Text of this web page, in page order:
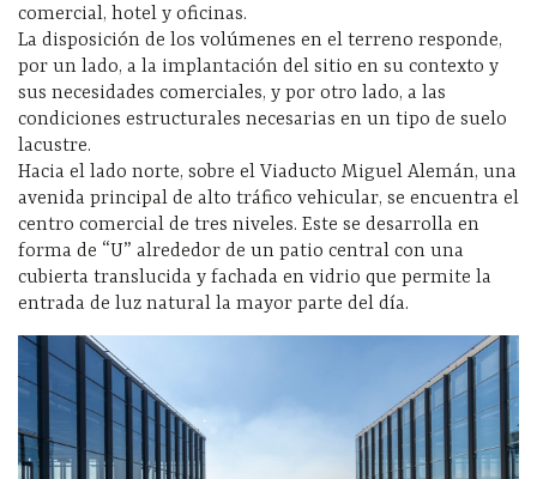
comercial, hotel y oficinas.
La disposición de los volúmenes en el terreno responde,
por un lado, a la implantación del sitio en su contexto y
sus necesidades comerciales, y por otro lado, a las
condiciones estructurales necesarias en un tipo de suelo
lacustre.
Hacia el lado norte, sobre el Viaducto Miguel Alemán, una
avenida principal de alto tráfico vehicular, se encuentra el
centro comercial de tres niveles. Este se desarrolla en
forma de “U” alrededor de un patio central con una
cubierta translucida y fachada en vidrio que permite la
entrada de luz natural la mayor parte del día.